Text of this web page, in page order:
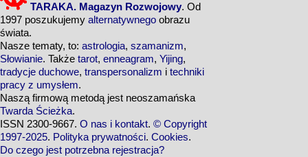
TARAKA. Magazyn Rozwojowy. Od
1997 poszukujemy alternatywnego obrazu
świata.
Nasze tematy, to: astrologia, szamanizm,
Słowianie. Także tarot, enneagram, Yijing,
tradycje duchowe, transpersonalizm i techniki
pracy z umysłem.
Naszą firmową metodą jest neoszamańska
Twarda Ścieżka.
ISSN 2300-9667. O nas i kontakt. © Copyright
1997-2025. Polityka prywatności. Cookies.
Do czego jest potrzebna rejestracja?